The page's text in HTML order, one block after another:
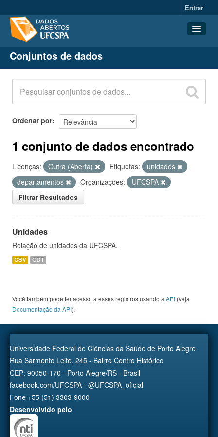
Entrar
Conjuntos de dados
Organizações
Grupos
Sobre
Conjuntos de dados
Ordenar por
1 conjunto de dados encontrado
Licenças: Outra (Aberta) Etiquetas:
unidades
departamentos
Organizações:
UFCSPA
Filtrar Resultados
Unidades
Relação de unidades da UFCSPA.
CSV ODT
Você também pode ter acesso a esses registros usando a API (veja
Documentação da API).
Universidade Federal de Ciências da Saúde de Porto Alegre
Rua Sarmento Leite, 245 - Bairro Centro Histórico
CEP: 90050-170 - Porto Alegre/RS - Brasil
facebook.com/UFCSPA - @UFCSPA_oficial
Fone +55 (51) 3303-9000
Desenvolvido pelo